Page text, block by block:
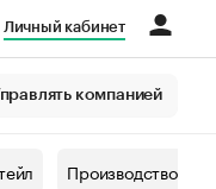
Личный кабинет
компанией
Производство